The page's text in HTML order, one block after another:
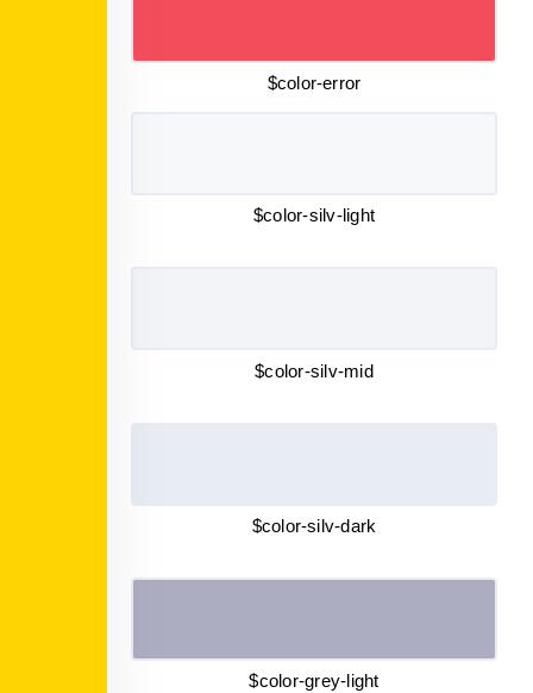
$color-error
$color-silv-light
$color-silv-mid
$color-silv-dark
$color-grey-light